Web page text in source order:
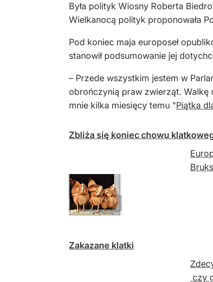
Była polityk Wiosny Roberta
Wielkanocą polityk proponowała
Pod koniec maja europoseł
stanowił podsumowanie jej
– Przede wszystkim jestem w
obrończynią praw zwierząt. Walkę
mnie kilka miesięcy temu "Piątka
Zbliża się koniec chowu
Zakazane klatki
czy